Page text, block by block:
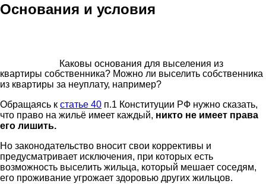
Основания и условия
Каковы основания для выселения из
квартиры собственника? Можно ли выселить собственника
из квартиры за неуплату, например?
Обращаясь к статье 40 п.1 Конституции РФ нужно сказать,
что право на жильё имеет каждый, никто не имеет права
его лишить.
Но законодательство вносит свои коррективы и
предусматривает исключения, при которых есть
возможность выселить жильца, который мешает соседям,
его проживание угрожает здоровью других жильцов.